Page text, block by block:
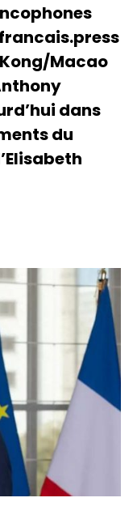
Macao
dans
du